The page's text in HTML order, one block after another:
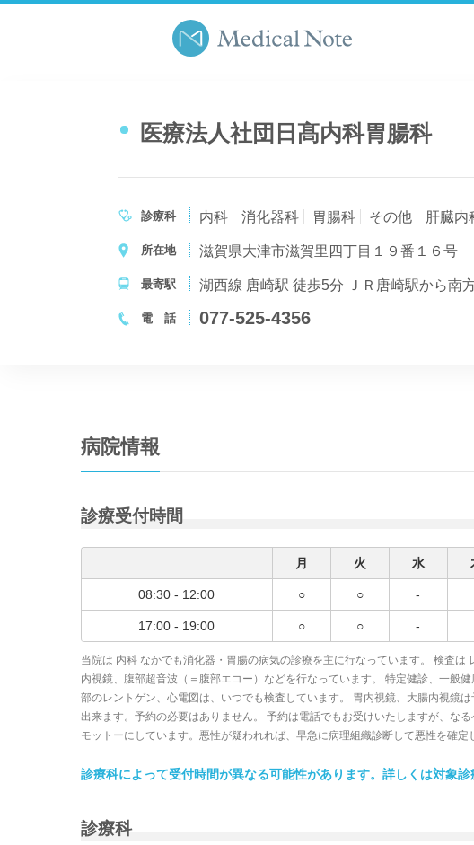
医療法人社団日髙内科胃腸科
診療科 内科 消化器科 胃腸科 その他 肝臓内
所在地 滋賀県大津市滋賀里四丁目１９番１６号
最寄駅
電 話 077-525-4356
病院情報
診療受付時間
月 火 水
08:30 - 12:00 ○ ○ -
17:00 - 19:00 ○ ○ -
当院は 内科 なかでも消化器・胃腸の病気の診療を主に行なっています。 検査
内視鏡、腹部超音波（＝腹部エコー）などを行なっています。 特定健診、一般
部のレントゲン、心電図は、いつでも検査しています。 胃内視鏡、大腸内視鏡
出来ます。予約の必要はありません。 予約は電話でもお受けいたしますが、な
モットーにしています。悪性が疑われれば、早急に病理組織診断して悪性を確定
診療科によって受付時間が異なる可能性があります。詳しくは対象診
診療科